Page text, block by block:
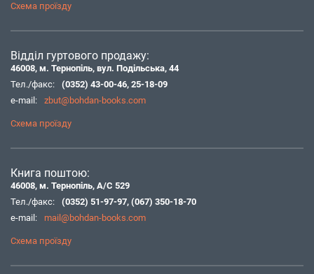
Схема проїзду
Відділ гуртового продажу:
46008, м. Тернопіль, вул. Подільська, 44
Тел./факс:
(0352) 43-00-46, 25-18-09
e-mail:
zbut@bohdan-books.com
Схема проїзду
Книга поштою:
46008, м. Тернопіль, А/С 529
Тел./факс:
(0352) 51-97-97, (067) 350-18-70
e-mail:
mail@bohdan-books.com
Схема проїзду